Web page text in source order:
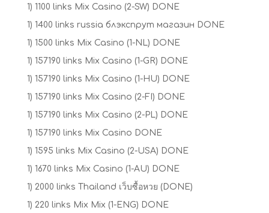
1) 1100 links Mix Casino (2-SW) DONE
1) 1400 links russia блэкспрут магазин DONE
1) 1500 links Mix Casino (1-NL) DONE
1) 157190 links Mix Casino (1-GR) DONE
1) 157190 links Mix Casino (1-HU) DONE
1) 157190 links Mix Casino (2-FI) DONE
1) 157190 links Mix Casino (2-PL) DONE
1) 157190 links Mix Casino DONE
1) 1595 links Mix Casino (2-USA) DONE
1) 1670 links Mix Casino (1-AU) DONE
1) 2000 links Thailand เว็บซื้อหวย (DONE)
1) 220 links Mix Mix (1-ENG) DONE